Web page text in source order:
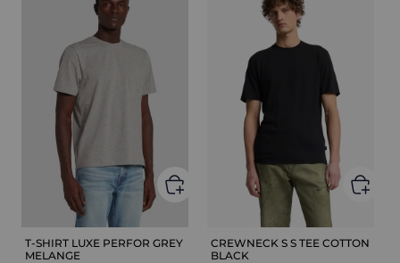
T-SHIRT LUXE PERFOR GREY
MELANGE
CREWNECK S S TEE COTTON
BLACK